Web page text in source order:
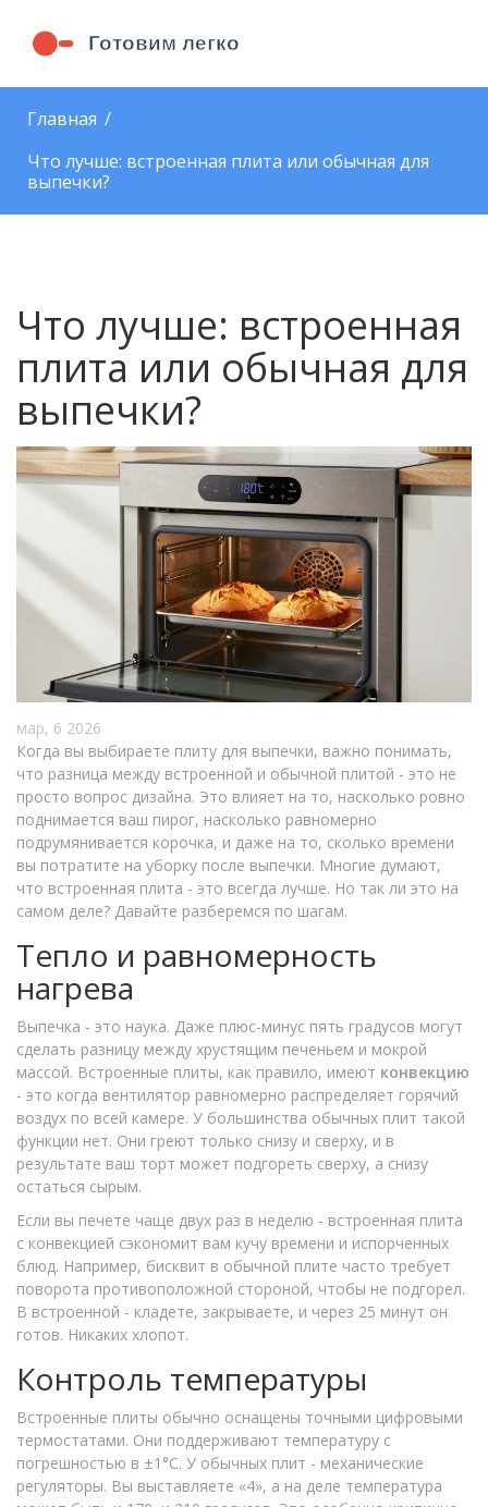
Главная
Что лучше: встроенная плита или обычная для
выпечки?
Что лучше: встроенная
плита или обычная для
выпечки?
мар, 6 2026
Когда вы выбираете плиту для выпечки, важно понимать,
что разница между встроенной и обычной плитой - это не
просто вопрос дизайна. Это влияет на то, насколько ровно
поднимается ваш пирог, насколько равномерно
подрумянивается корочка, и даже на то, сколько времени
вы потратите на уборку после выпечки. Многие думают,
что встроенная плита - это всегда лучше. Но так ли это на
самом деле? Давайте разберемся по шагам.
Тепло и равномерность
нагрева
Выпечка - это наука. Даже плюс-минус пять градусов могут
сделать разницу между хрустящим печеньем и мокрой
массой. Встроенные плиты, как правило, имеют конвекцию
- это когда вентилятор равномерно распределяет горячий
воздух по всей камере. У большинства обычных плит такой
функции нет. Они греют только снизу и сверху, и в
результате ваш торт может подгореть сверху, а снизу
остаться сырым.
Если вы печете чаще двух раз в неделю - встроенная плита
с конвекцией сэкономит вам кучу времени и испорченных
блюд. Например, бисквит в обычной плите часто требует
поворота противоположной стороной, чтобы не подгорел.
В встроенной - кладете, закрываете, и через 25 минут он
готов. Никаких хлопот.
Контроль температуры
Встроенные плиты обычно оснащены точными цифровыми
термостатами. Они поддерживают температуру с
погрешностью в ±1°C. У обычных плит - механические
регуляторы. Вы выставляете «4», а на деле температура